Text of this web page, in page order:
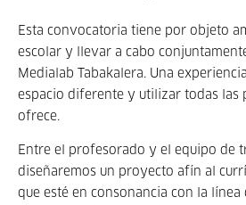
Esta convocatoria tiene por objeto
escolar y llevar a cabo
Medialab Tabakalera. Una
espacio diferente y utilizar todas las
ofrece.
Entre el profesorado y el equipo de
diseñaremos un proyecto afín al
que esté en consonancia con la línea